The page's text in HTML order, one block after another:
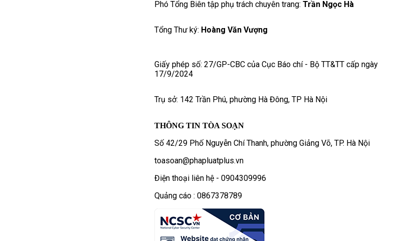
Phó Tổng Biên tập phụ trách chuyên trang: Trần Ngọc Hà
Tổng Thư ký: Hoàng Văn Vượng
Giấy phép số: 27/GP-CBC của Cục Báo chí - Bộ TT&TT cấp ngày
17/9/2024
Trụ sở: 142 Trần Phú, phường Hà Đông, TP Hà Nội
THÔNG TIN TÒA SOẠN
Số 42/29 Phố Nguyễn Chí Thanh, phường Giảng Võ, TP. Hà Nội
toasoan@phapluatplus.vn
Điện thoại liên hệ - 0904309996
Quảng cáo : 0867378789